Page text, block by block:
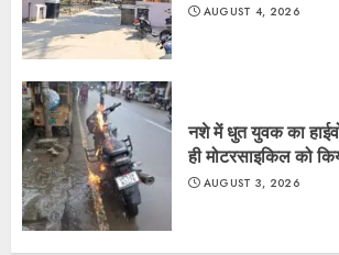
AUGUST 4, 2026
नशे में धुत युवक का
ही मोटरसाइकिल को
AUGUST 3, 2026